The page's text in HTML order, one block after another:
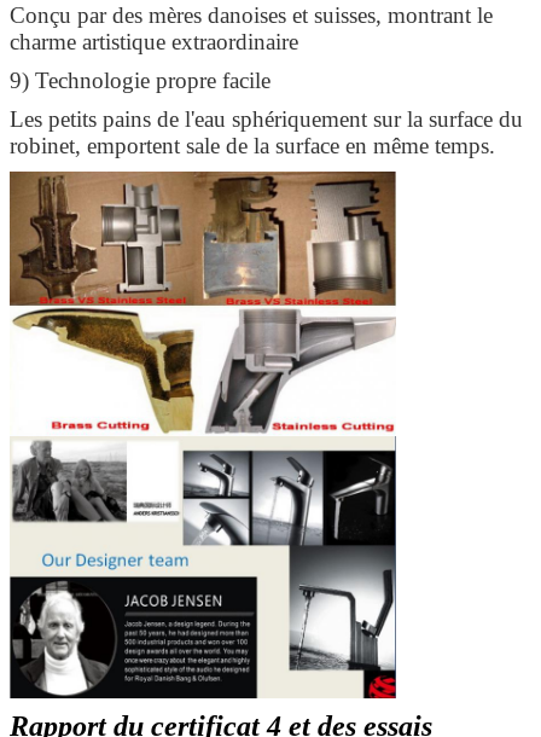
Laisser un message
Nous vous rappellerons bientôt!
Conçu par des mères danoises et suisses, montrant le
charme artistique extraordinaire
9) Technologie propre facile
Les petits pains de l'eau sphériquement sur la surface du
robinet, emportent sale de la surface en même temps.
Rapport du certificat 4 et des essais